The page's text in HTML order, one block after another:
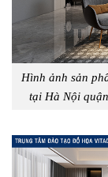
Hình ảnh sản
tại Hà Nội